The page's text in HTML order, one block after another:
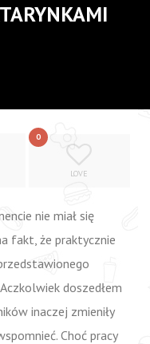
0
LOVE
nie miał się
fakt, że praktycznie
doszedłem
inaczej zmieniły
Choć pracy